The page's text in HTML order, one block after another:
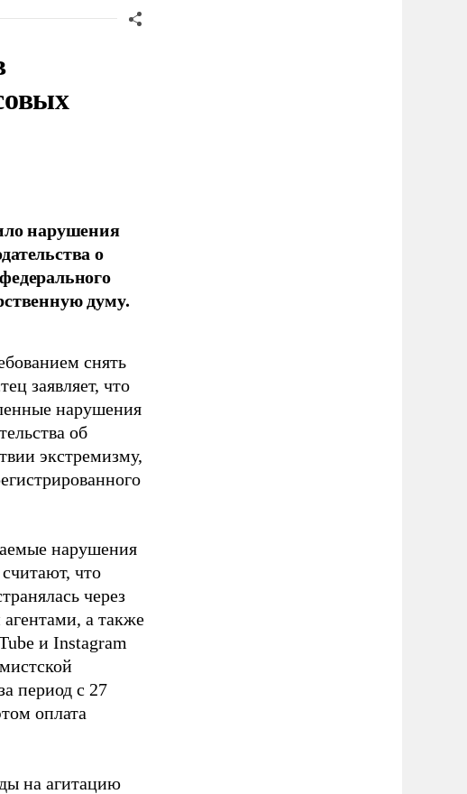
нарушения
о
думу.
снять
заявляет, что
нарушения
об
экстремизму,
нарушения
что
через
а также
и Instagram
период с 27
оплата
на агитацию